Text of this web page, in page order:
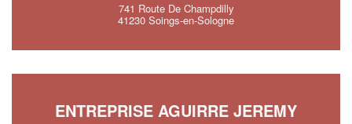
741 Route De Champdilly
41230 Soings-en-Sologne
ENTREPRISE AGUIRRE JEREMY